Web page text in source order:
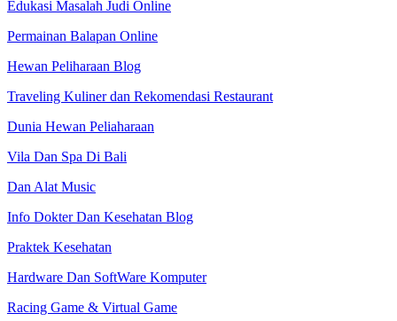
Edukasi Masalah Judi Online
Permainan Balapan Online
Hewan Peliharaan Blog
Traveling Kuliner dan Rekomendasi Restaurant
Dunia Hewan Peliaharaan
Vila Dan Spa Di Bali
Dan Alat Music
Info Dokter Dan Kesehatan Blog
Praktek Kesehatan
Hardware Dan SoftWare Komputer
Racing Game & Virtual Game